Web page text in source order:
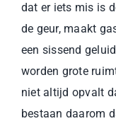
dat er iets mis is
de geur, maakt
een sissend
worden grote
niet altijd opvalt
bestaan daarom